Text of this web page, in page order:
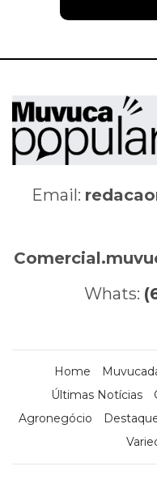
Email:
Whats:
Home
Últimas Notícias
Agronegócio